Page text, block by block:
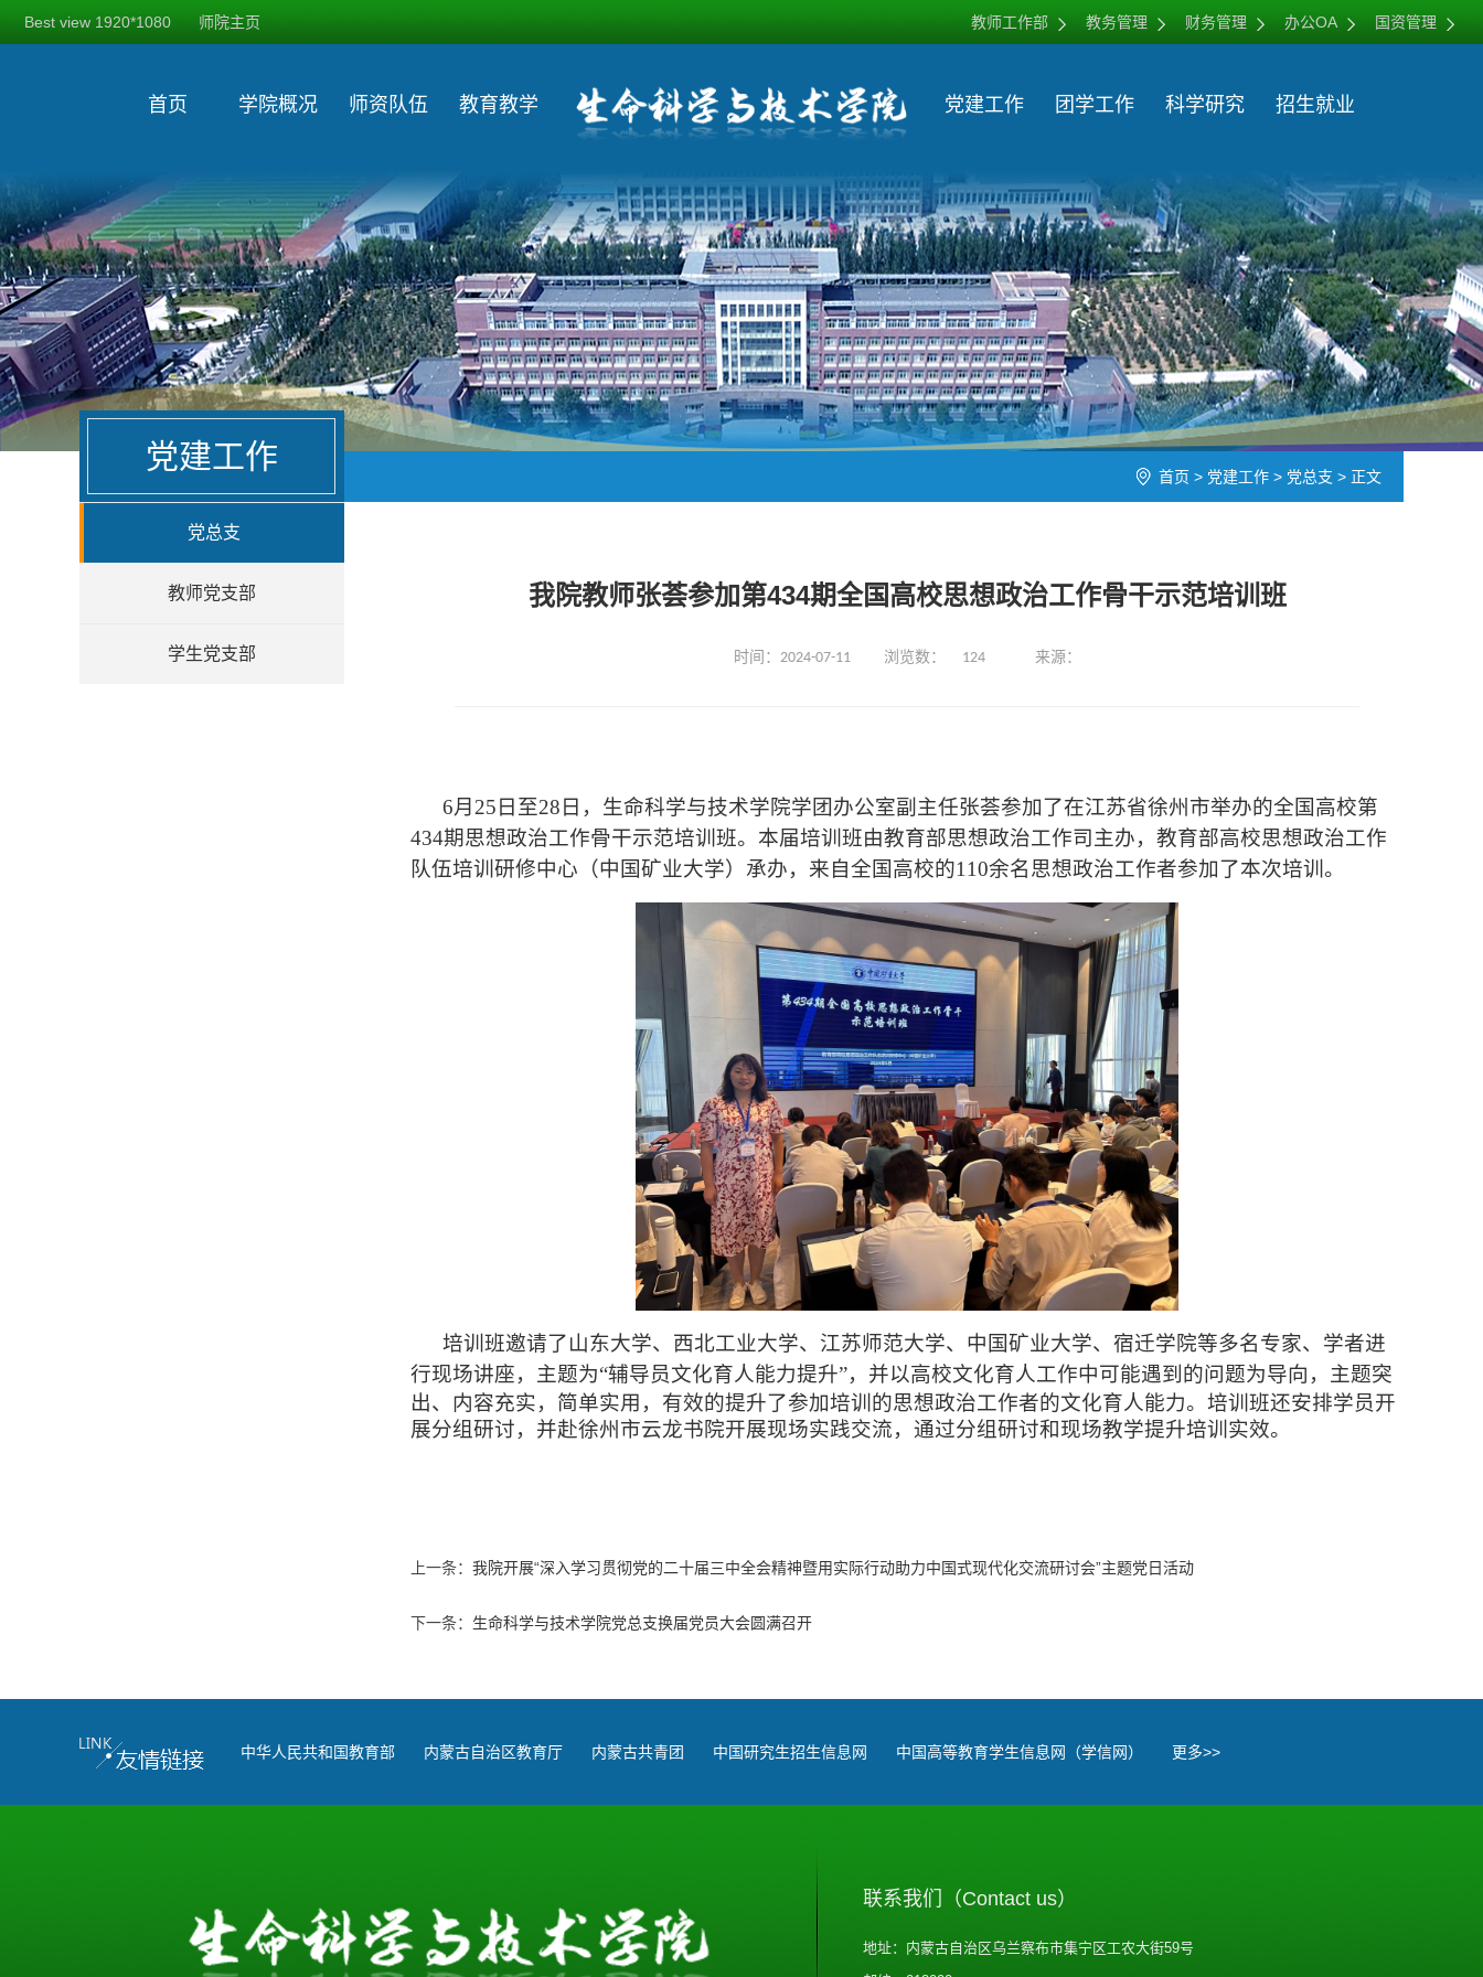
Best view 1920*1080 师院主页 教师工作部 教务管理 财务管理 办公OA 国资管理
首页 学院概况 师资队伍 教育教学 党建工作 团学工作 科学研究 招生就业
党建工作
首页 > 党建工作 > 党总支 > 正文
党总支
教师党支部
学生党支部
我院教师张荟参加第434期全国高校思想政治工作骨干示范培训班
时间：2024-07-11 浏览数： 124 来源：
6月 25 日至28 日，生命科学与技术学院学团办公室副主任张荟参加了在江苏省徐州市举办的全国高校第
434期思想政治工作骨干示范培训班。 本届培训班由教育部思想政治工作司主办，教育部高校思想政治工作
队伍培训研修中心（中国矿业大学）承办，来自全国高校的110余名思想政治工作者参加了本次培训。
培训班邀请了山东大学、西北工业大学、江苏师范大学、中国矿业大学、宿迁学院等多名专家、学者进
行现场讲座， 主题为“辅导员文化育人能力提升”，并以高校文化育人工作中可能遇到的问题为导向，主题突
出、内容充实，简单实用，有效的提升了参加培训的思想政治工作者的文化育人能力。 培训班还安排学员开
展分组研讨，并赴徐州市云龙书院开展现场实践交流，通过分组研讨和现场教学提升培训实效。
上一条： 我院开展“深入学习贯彻党的二十届三中全会精神暨用实际行动助力中国式现代化交流研讨会”主题党日活动
下一条： 生命科学与技术学院党总支换届党员大会圆满召开
中华人民共和国教育部 内蒙古自治区教育厅 内蒙古共青团 中国研究生招生信息网 中国高等教育学生信息网（学信网） 更多>>
联系我们（Contact us）
地址：内蒙古自治区乌兰察布市集宁区工农大街59号